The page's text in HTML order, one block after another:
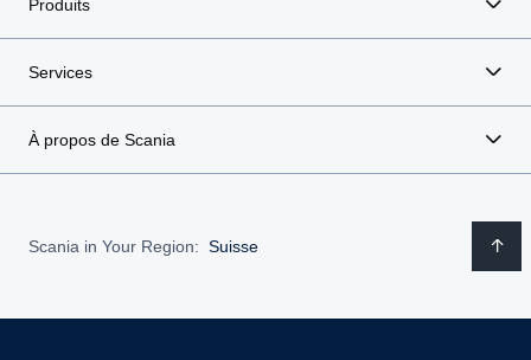
Produits
Services
À propos de Scania
Scania in Your Region: Suisse